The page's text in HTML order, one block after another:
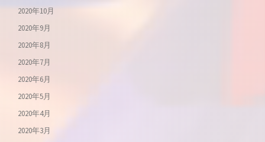
2020年10月
2020年9月
2020年8月
2020年7月
2020年6月
2020年5月
2020年4月
2020年3月